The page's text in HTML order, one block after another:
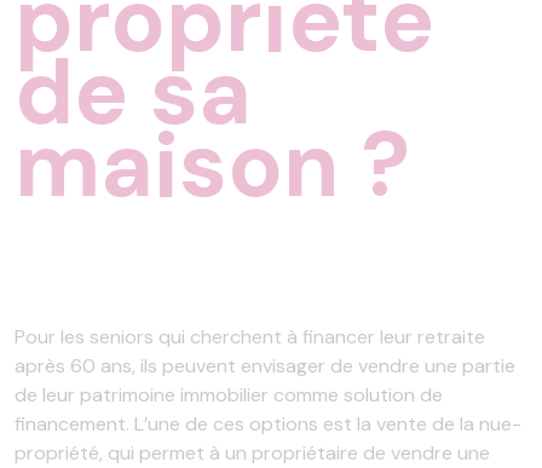
de sa
maison ?
Pour les seniors qui cherchent à financer leur retraite
après 60 ans, ils peuvent envisager de vendre une partie
de leur patrimoine immobilier comme solution de
financement. L’une de ces options est la vente de la nue-
propriété, qui permet à un propriétaire de vendre une